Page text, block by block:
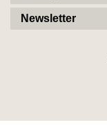
Newsletter